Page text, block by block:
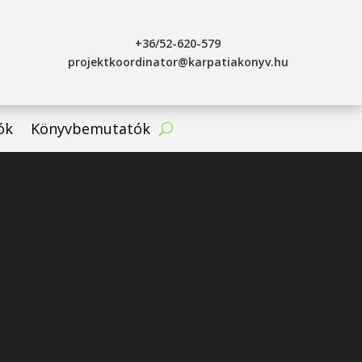
+36/52-620-579
projektkoordinator@karpatiakonyv.hu
Könyvbemutatók